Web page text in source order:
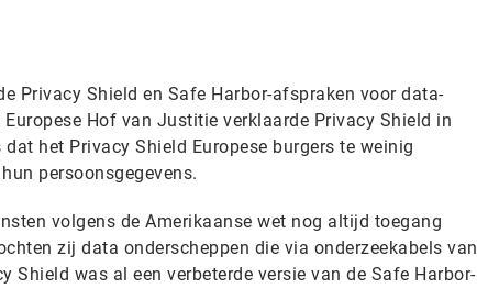
Privacy Shield en Safe Harbor-afspraken voor data-
Hof van Justitie verklaarde Privacy Shield in
het Privacy Shield Europese burgers te weinig
persoonsgegevens.
volgens de Amerikaanse wet nog altijd toegang
zij data onderscheppen die via onderzeekabels van
Shield was al een verbeterde versie van de Safe Harbor-